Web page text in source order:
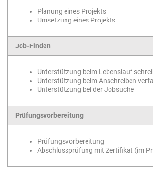
Planung eines Projekts
Umsetzung eines Projekts
Job-Finden
Unterstützung beim Lebenslauf
Unterstützung beim Anschreiben
Unterstützung bei der Jobsuche
Prüfungsvorbereitung
Prüfungsvorbereitung
Abschlussprüfung mit Zertifikat (im